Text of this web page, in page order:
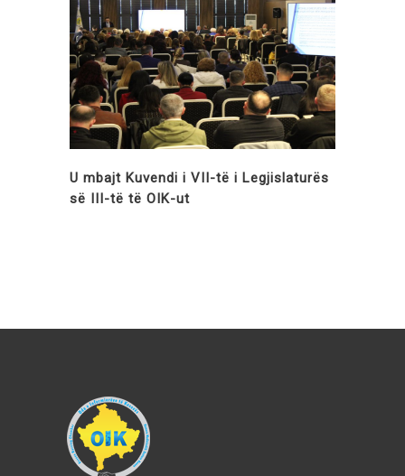
U mbajt Kuvendi i VII-të i Legjislaturës
së III-të të OIK-ut